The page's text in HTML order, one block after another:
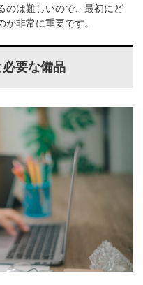
のは難しいので、最初にど
非常に重要です。
要な備品